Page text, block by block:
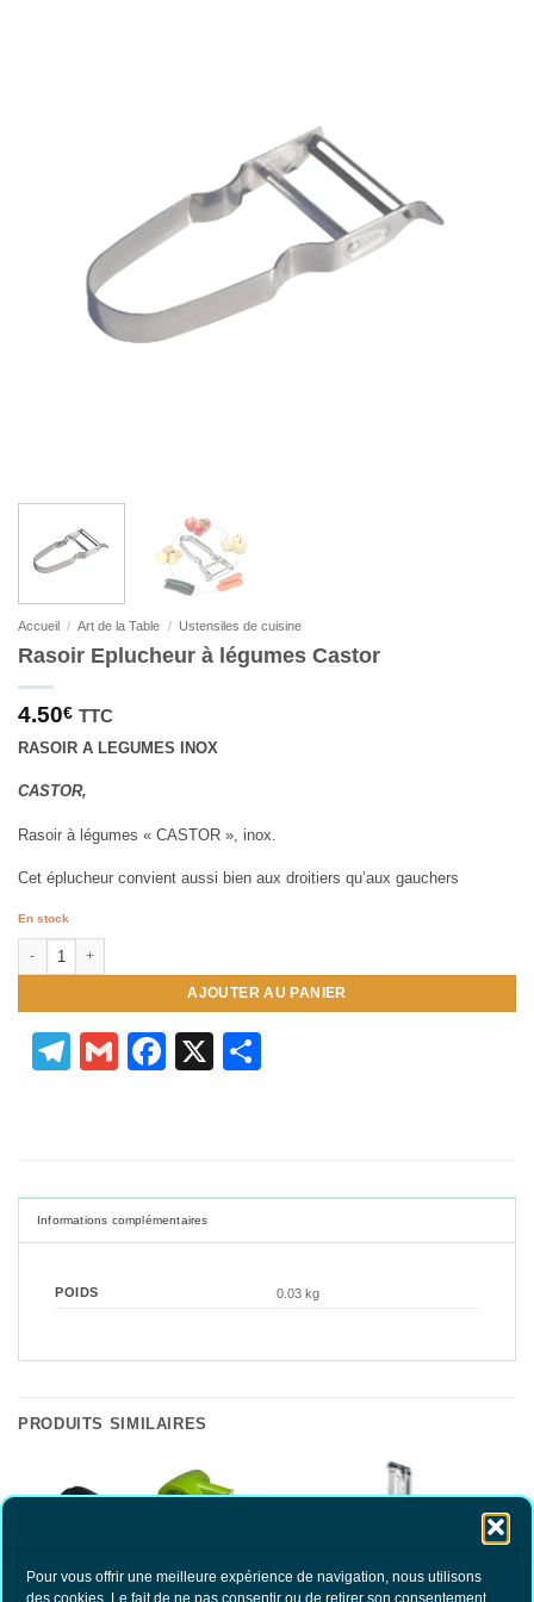
Pour vous offrir une meilleure expérience de navigation, nous utilisons
Accueil / Art de la Table / Ustensiles de cuisine
Rasoir Eplucheur à légumes Castor
4.50€ TTC
RASOIR A LEGUMES INOX
CASTOR,
Rasoir à légumes « CASTOR », inox.
Cet éplucheur convient aussi bien aux droitiers qu’aux gauchers
En stock
quantité de Rasoir Eplucheur à légumes Castor
AJOUTER AU PANIER
Telegram
GmailFacebook
X
Informations complémentaires
POIDS 0.03 kg
PRODUITS SIMILAIRES
RUPTURE DE STOCK